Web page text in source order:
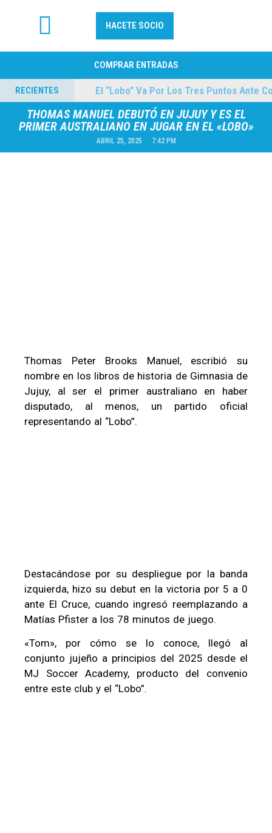
HACETE SOCIO
COMPRAR ENTRADAS
RECIENTES
04/08/2026 El “Lobo” Va Por Los Tres Puntos Ante
THOMAS MANUEL DEBUTÓ EN JUJUY Y ES EL
PRIMER AUSTRALIANO EN JUGAR EN EL «LOBO»
ABRIL 25, 2025 7:42 PM
Thomas Peter Brooks Manuel, escribió su
nombre en los libros de historia de Gimnasia de
Jujuy, al ser el primer australiano en haber
disputado, al menos, un partido oficial
representando al “Lobo”.
Destacándose por su despliegue por la banda
izquierda, hizo su debut en la victoria por 5 a 0
ante El Cruce, cuando ingresó reemplazando a
Matías Pfister a los 78 minutos de juego.
«Tom», por cómo se lo conoce, llegó al
conjunto jujeño a principios del 2025 desde el
MJ Soccer Academy, producto del convenio
entre este club y el “Lobo”.